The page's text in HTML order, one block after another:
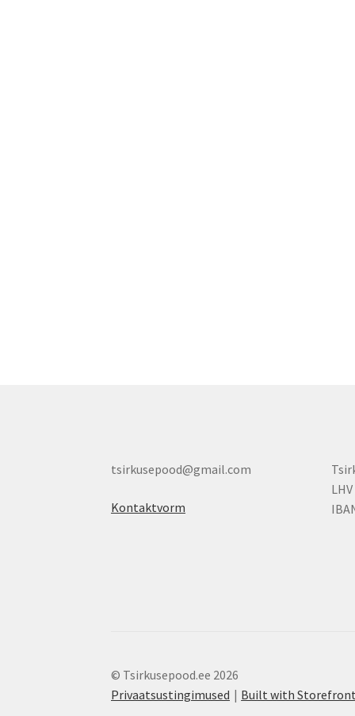
tsirkusepood@gmail.com
Kontaktvorm
© Tsirkusepood.ee 2026
Privaatsustingimused
Built with